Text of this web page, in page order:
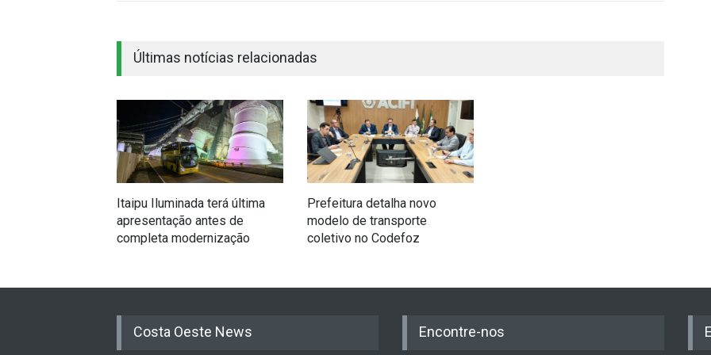
Últimas notícias relacionadas
Itaipu Iluminada terá última
apresentação antes de
completa modernização
Prefeitura detalha novo
modelo de transporte
coletivo no Codefoz
Costa Oeste News Encontre-nos